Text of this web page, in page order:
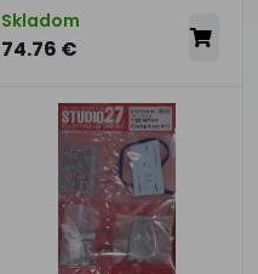
Skladom
74.76 €